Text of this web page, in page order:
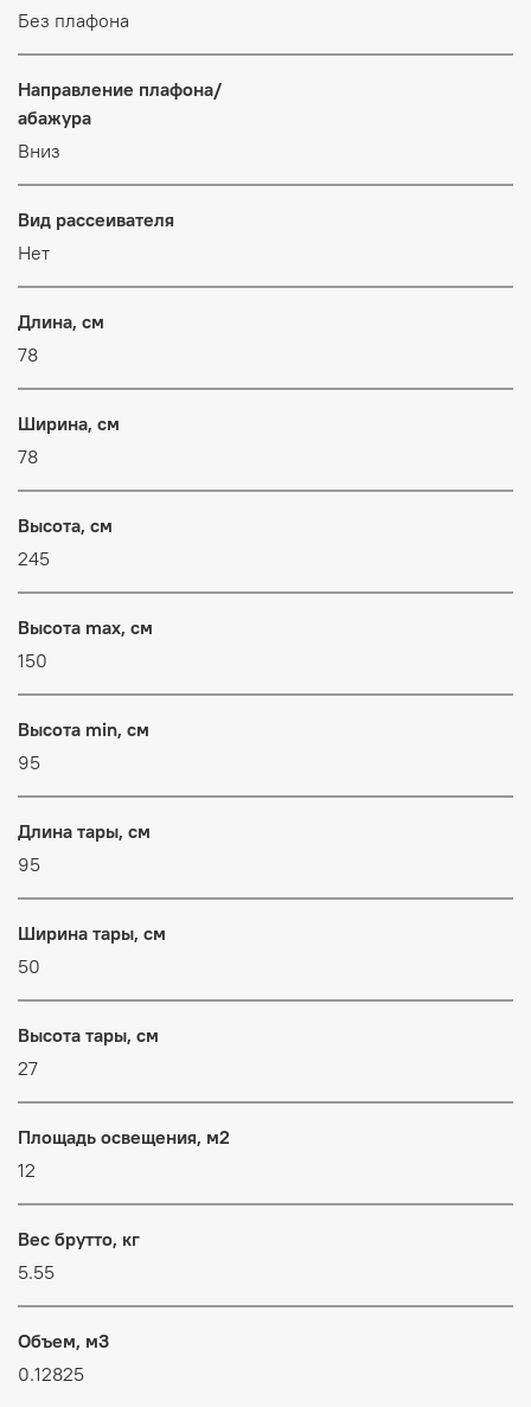
Без плафона
Направление плафона/
абажура
Вниз
Вид рассеивателя
Нет
Длина, см
78
Ширина, см
78
Высота, см
245
Высота max, см
150
Высота min, см
95
Длина тары, см
95
Ширина тары, см
50
Высота тары, см
27
Площадь освещения, м2
12
Вес брутто, кг
5.55
Объем, м3
0.12825